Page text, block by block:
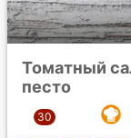
Томатный
песто